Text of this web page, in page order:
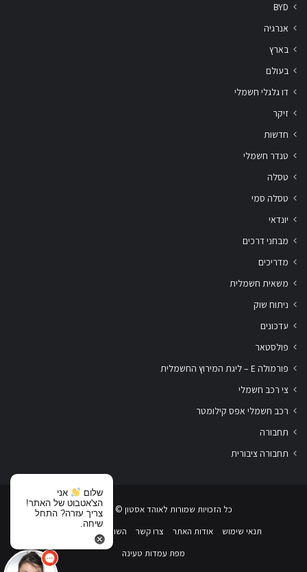
BYD
אנרגיה
בארץ
בעולם
דו גלגלי חשמלי
זיקר
חדשות
טנדר חשמלי
טסלה
טסלה סמי
יונדאי
מבחני דרכים
מדריכים
משאית חשמלית
ניתוח שוק
עדכונים
פולסטאר
פורמולה E – ליגת המירוץ החשמלית
צי רכב חשמלי
רכב חשמלי אפס קילומטר
תחבורה
תחבורה ציבורית
כל הזכויות שמורות לאוהד אסטון ‏© 2019-2026
תנאי שימוש
אודות האתר צרו קשר
השוואת רכבים חשמליים
מפת עמדות טעינה
שלום
אני
הצ'אטבוט של האתר!
צריך עזרה? התחל
שיחה.